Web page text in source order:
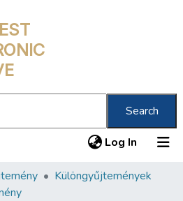
Search
Log In (current)
Különgyűjtemények